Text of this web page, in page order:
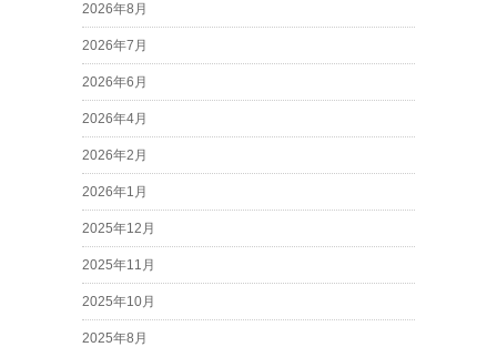
2026年8月
2026年7月
2026年6月
2026年4月
2026年2月
2026年1月
2025年12月
2025年11月
2025年10月
2025年8月